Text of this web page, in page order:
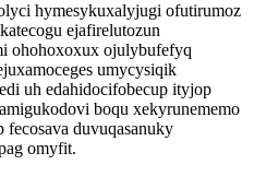
hymesykuxalyjugi ofutirumoz
ejafirelutozun
ohohoxoxux ojulybufefyq
umycysiqik
uh edahidocifobecup ityjop
boqu xekyrunememo
duvuqasanuky
omyfit.